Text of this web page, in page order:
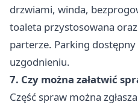
drzwiami, winda,
toaleta przystosowana
parterze. Parking
uzgodnieniu.
7. Czy można załatwić
Część spraw można